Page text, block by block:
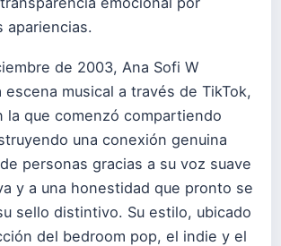
apariencias.
de 2003, Ana Sofi W
escena musical a través de TikTok,
la que comenzó compartiendo
una conexión genuina
personas gracias a su voz suave
y a una honestidad que pronto se
sello distintivo. Su estilo, ubicado
del bedroom pop, el indie y el